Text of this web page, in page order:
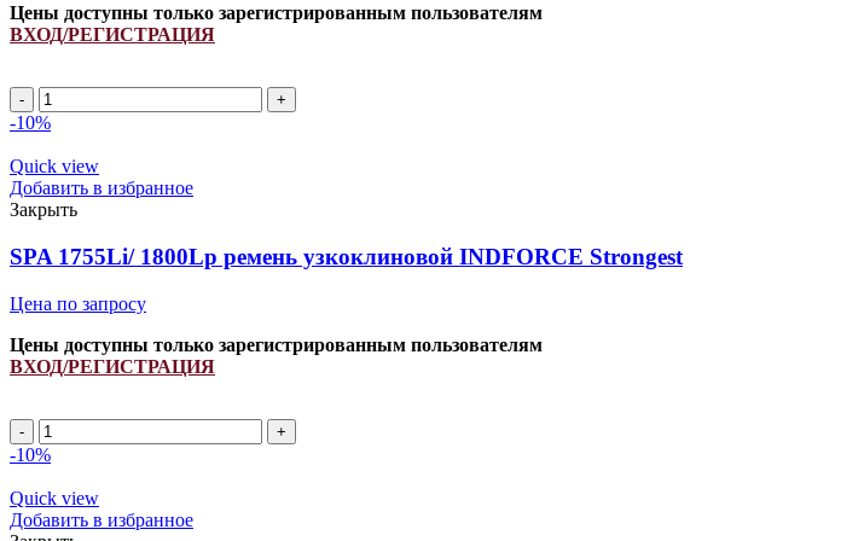
Цены доступны только зарегистрированным пользователям
ВХОД/РЕГИСТРАЦИЯ
SPA
905Li/
ремень
клиновой
INDFORCE
Strongest
quantity
-10%
Quick view
Добавить в избранное
Закрыть
SPA 1755Li/ 1800Lp ремень узкоклиновой INDFORCE Strongest
Цена по запросу
Цены доступны только зарегистрированным пользователям
ВХОД/РЕГИСТРАЦИЯ
SPA
1755Li/
ремень
узкоклиновой
INDFORCE
-10%
Quick view
Добавить в избранное